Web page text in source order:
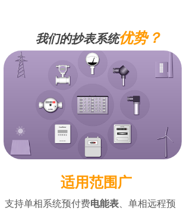
支持单相系统预付费电能表 、单相远程预
我们的抄表系统优势？
适用范围广